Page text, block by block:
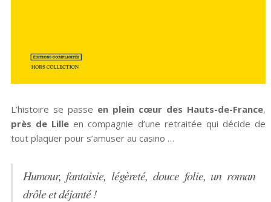
L’histoire se passe en plein cœur des Hauts-de-France,
près de Lille en compagnie d’une retraitée qui décide de
tout plaquer pour s’amuser au casino …
Humour, fantaisie, légèreté, douce folie, un roman
drôle et déjanté !